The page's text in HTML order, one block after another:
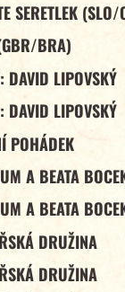
SERETLEK (SLO/
BRA)
DAVID LIPOVSKÝ
DAVID LIPOVSKÝ
POHÁDEK
A BEATA
A BEATA
DRUŽINA
DRUŽINA